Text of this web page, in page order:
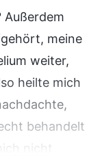
meine
weiter,
heilte mich
behandelt
nicht